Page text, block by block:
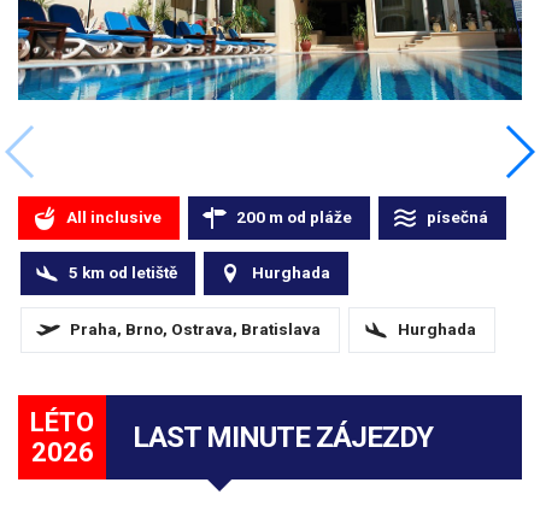
All inclusive 200 m od pláže písečná
5 km od letiště Hurghada
Praha, Brno, Ostrava, Bratislava Hurghada
LÉTO
2026
LAST MINUTE ZÁJEZDY